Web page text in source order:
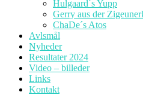
Hulgaard´s Yupp
Gerry aus der
ChaDe´s Atos
Avlsmål
Nyheder
Resultater 2024
Video – billeder
Links
Kontakt